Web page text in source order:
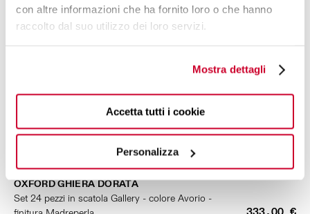
con altre informazioni che ha fornito loro o che hanno
raccolto dal suo utilizzo dei loro servizi.
Mostra dettagli
Accetta tutti i cookie
Personalizza
OXFORD GHIERA DORATA
Set 24 pezzi in scatola Gallery - colore Avorio -